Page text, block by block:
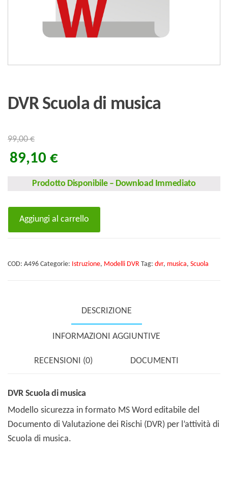
DVR Scuola di musica
99,00€
89,10 €
Prodotto Disponibile – Download Immediato
Aggiungi al carrello
COD: A496 Categorie: Istruzione, Modelli DVR Tag: dvr, musica, Scuola
DESCRIZIONE
INFORMAZIONI AGGIUNTIVE
RECENSIONI (0) DOCUMENTI
DVR Scuola di musica
Modello sicurezza in formato MS Word editabile del
Documento di Valutazione dei Rischi (DVR) per l’attività di
Scuola di musica.